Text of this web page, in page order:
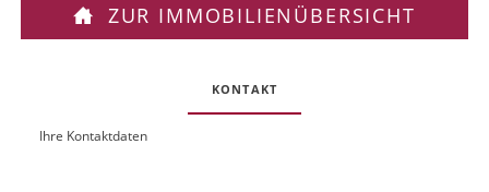
ZUR IMMOBILIENÜBERSICHT
KONTAKT
OUIhre Kontaktdaten